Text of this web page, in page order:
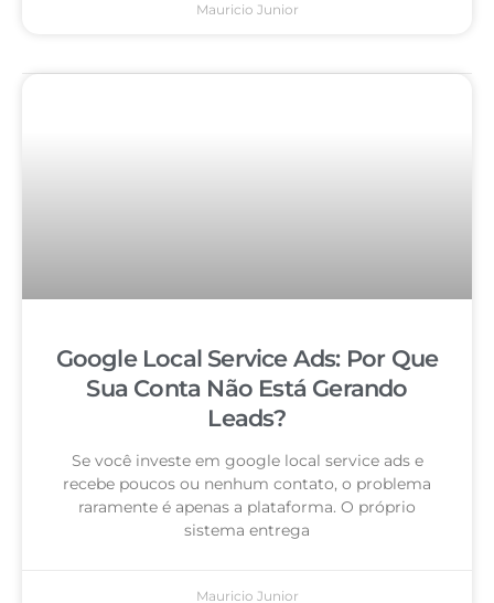
Mauricio Junior
Google Local Service Ads: Por Que
Sua Conta Não Está Gerando
Leads?
Se você investe em google local service ads e
recebe poucos ou nenhum contato, o problema
raramente é apenas a plataforma. O próprio
sistema entrega
Mauricio Junior